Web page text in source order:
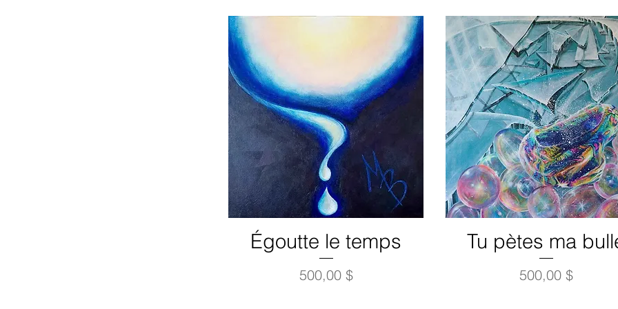
Égoutte le temps
Prix
500,00 $
Tu pètes ma
Prix
500,00 $